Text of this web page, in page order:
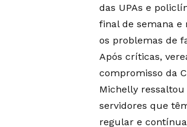
das UPAs e
final de semana e
os problemas de
Após críticas,
compromisso da
Michelly
servidores que
regular e